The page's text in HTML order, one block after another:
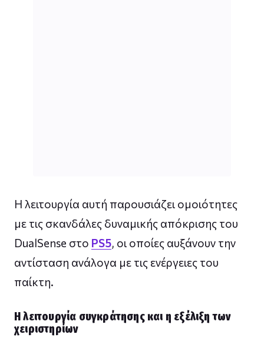
Η λειτουργία αυτή παρουσιάζει ομοιότητες
με τις σκανδάλες δυναμικής απόκρισης του
DualSense στο PS5, οι οποίες αυξάνουν την
αντίσταση ανάλογα με τις ενέργειες του
παίκτη.
Η λειτουργία συγκράτησης και η εξέλιξη των
χειριστηρίων